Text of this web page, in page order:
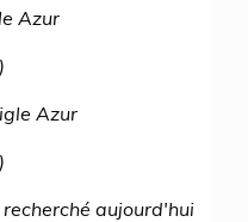
Azur
Azur
aujourd'hui